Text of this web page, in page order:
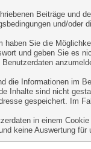
Beiträge und
und/oder
haben Sie die
und geben Sie es
die Informationen im
Inhalte sind nicht
gespeichert. Im
in einem
keine Auswertung für